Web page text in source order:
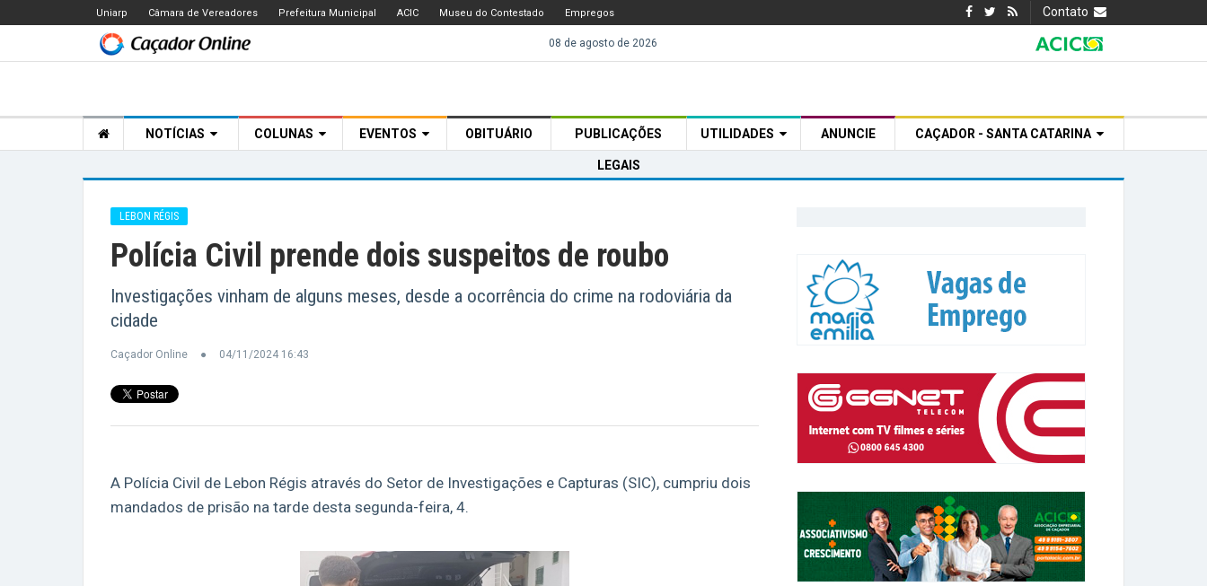
Uniarp Câmara de Vereadores Prefeitura Municipal ACIC Museu do Contestado Empregos Contato
08 de agosto de 2026
NOTÍCIAS COLUNAS EVENTOS OBITUÁRIO PUBLICAÇÕES
LEGAIS
UTILIDADES ANUNCIE CAÇADOR - SANTA CATARINA
LEBON RÉGIS
Polícia Civil prende dois suspeitos de roubo
Investigações vinham de alguns meses, desde a ocorrência do crime na rodoviária da
cidade
Caçador Online 04/11/2024 16:43
A Polícia Civil de Lebon Régis através do Setor de Investigações e Capturas (SIC), cumpriu dois
mandados de prisão na tarde desta segunda-feira, 4.